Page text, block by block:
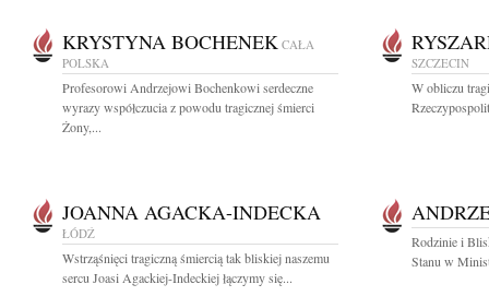
KRYSTYNA BOCHENEK CAŁA
POLSKA
Profesorowi Andrzejowi Bochenkowi serdeczne
wyrazy współczucia z powodu tragicznej śmierci
Żony,...
SZCZECIN
W obliczu
JOANNA AGACKA-INDECKA
ŁÓDŹ
Wstrząśnięci tragiczną śmiercią tak bliskiej naszemu
sercu Joasi Agackiej-Indeckiej łączymy się...
Rodzinie i
Stanu w